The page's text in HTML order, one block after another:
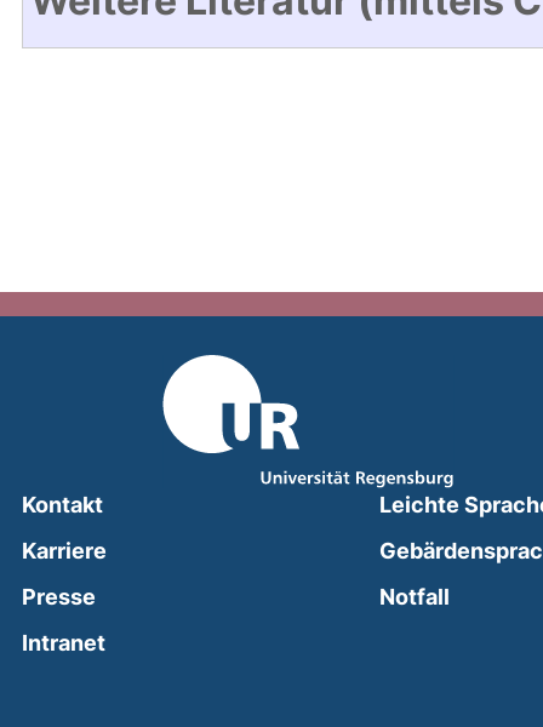
Kontakt
Karriere
Presse
Intranet(external link, opens in a new window)
Leichte
Notfall